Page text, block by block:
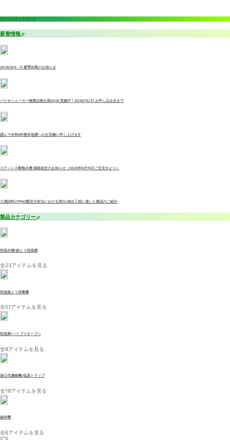
サービスネットワーク
新着情報
2026/8/8～11 夏季休業のお知らせ
バイオシェーカー無償点検企画2026 実施中！2026/10/31 お申し込み分まで
謹んで令和8年熊本地震へのお見舞い申し上げます
ステンレス断熱水槽 価格改定のお知らせ（2026年6月15日ご注文分より）
土壌試料のPFAS暫定分析法における溶出/抽出工程に適した製品のご紹介
製品カテゴリー
恒温水槽/振とう恒温槽
全23アイテムを見る
恒温振とう培養機
全51アイテムを見る
恒温庫/ハイブリオーブン
全8アイテムを見る
遠心式濃縮機/低温トラップ
全19アイテムを見る
破砕機
全6アイテムを見る